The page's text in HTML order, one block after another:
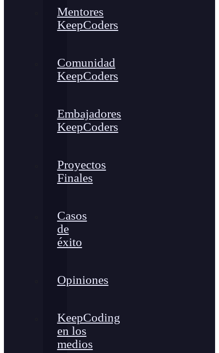
Mentores
KeepCoders
Comunidad
KeepCoders
Embajadores
KeepCoders
Proyectos
Finales
Casos
de
éxito
Opiniones
KeepCoding
en los
medios